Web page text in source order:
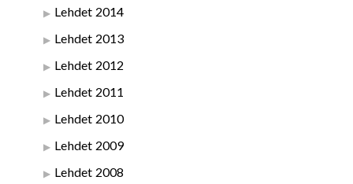
Lehdet 2014
Lehdet 2013
Lehdet 2012
Lehdet 2011
Lehdet 2010
Lehdet 2009
Lehdet 2008